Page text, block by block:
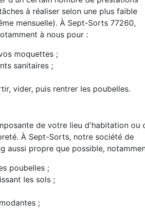
à réaliser selon une plus faible
mensuelle). À Sept-Sorts 77260,
à nous pour :
moquettes ;
sanitaires ;
vider, puis rentrer les poubelles.
de votre lieu d'habitation ou
À Sept-Sorts, notre société de
aussi propre que possible,
poubelles ;
les sols ;
;